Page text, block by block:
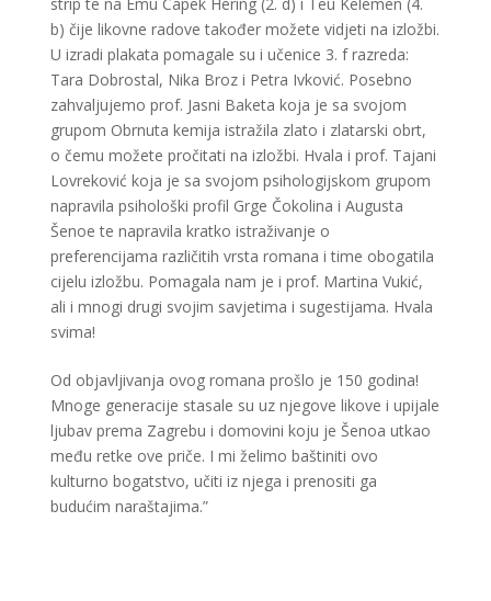
b) čije likovne radove također možete vidjeti na izložbi.
U izradi plakata pomagale su i učenice 3. f razreda:
Tara Dobrostal, Nika Broz i Petra Ivković. Posebno
zahvaljujemo prof. Jasni Baketa koja je sa svojom
grupom Obrnuta kemija istražila zlato i zlatarski obrt,
o čemu možete pročitati na izložbi. Hvala i prof. Tajani
Lovreković koja je sa svojom psihologijskom grupom
napravila psihološki profil Grge Čokolina i Augusta
Šenoe te napravila kratko istraživanje o
preferencijama različitih vrsta romana i time obogatila
cijelu izložbu. Pomagala nam je i prof. Martina Vukić,
ali i mnogi drugi svojim savjetima i sugestijama. Hvala
svima!
Od objavljivanja ovog romana prošlo je 150 godina!
Mnoge generacije stasale su uz njegove likove i upijale
ljubav prema Zagrebu i domovini koju je Šenoa utkao
među retke ove priče. I mi želimo baštiniti ovo
kulturno bogatstvo, učiti iz njega i prenositi ga
budućim naraštajima.”